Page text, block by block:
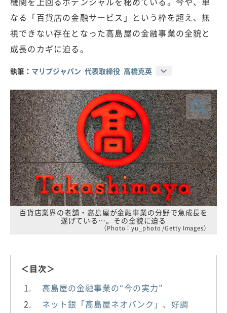
なる「百貨店の金融サービス」という枠を超え、無
視できない存在となった高島屋の金融事業の全貌と
成長のカギに迫る。
執筆： マリブジャパン 代表取締役 高橋克英
百貨店業界の老舗・高島屋が金融事業の分野で急成長を
遂げている…。その全貌に迫る
（Photo：yu_photo /Getty Images）
＜目次＞
高島屋の金融事業の“今の実力”
ネット銀「高島屋ネオバンク」、好調